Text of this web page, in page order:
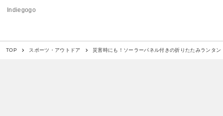
Indiegogo
TOP スポーツ・アウトドア 災害時にも！ソーラーパネル付きの折りたたみランタン